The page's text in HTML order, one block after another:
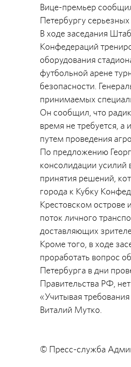
Вице-премьер
Петербургу
В ходе заседания
Конфедераций
оборудования
футбольной арене
безопасности.
принимаемых
Он сообщил, что
время не требуется,
путем проведения
По предложению
консолидации усилий
принятия решений,
города к Кубку
Крестовском острове
поток личного
доставляющих
Кроме того, в ходе
проработать вопрос
Петербурга в дни
Правительства РФ,
«Учитывая
Виталий Мутко.
© Пресс-служба